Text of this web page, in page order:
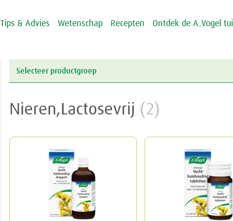
Tips & Advies Wetenschap Recepten Ontdek de A.Vogel
Selecteer productgroep
Energie
Griep & Verkoudheid
Verkoudheid
Aambeien
Geheugen
Rusteloze benen
Hooikoorts
Crème
Nieren,Lactosevrij (2)